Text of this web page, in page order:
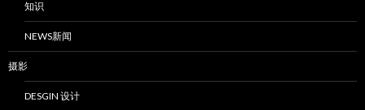
知识
NEWS新闻
摄影
DESGIN 设计